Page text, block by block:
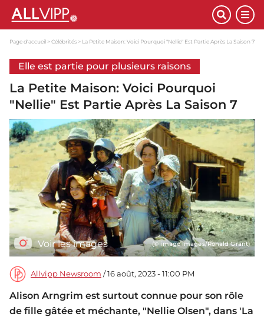
Page d'accueil Célébrités La Petite Maison: Voici Pourquoi "Nellie" Est Partie Après La Saison 7
Elle est partie pour plusieurs raisons
La Petite Maison: Voici Pourquoi
"Nellie" Est Partie Après La Saison 7
Voir les images (© imago images/Ronald Grant)
Allvipp Newsroom / 16 août, 2023 - 11:00 PM
Alison Arngrim est surtout connue pour son rôle
de fille gâtée et méchante, "Nellie Olsen", dans 'La